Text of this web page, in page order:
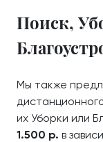
Поиск,
Мы также
их Уборки или
1.500 р. в